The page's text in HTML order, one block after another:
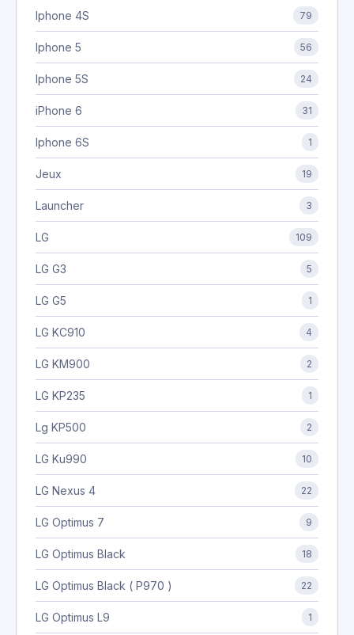
Iphone 4S 79
Iphone 5 56
Iphone 5S 24
iPhone 6 31
Iphone 6S 1
Jeux 19
Launcher 3
LG 109
LG G3 5
LG G5 1
LG KC910 4
LG KM900 2
LG KP235 1
Lg KP500 2
LG Ku990 10
LG Nexus 4 22
LG Optimus 7 9
LG Optimus Black 18
LG Optimus Black ( P970 ) 22
LG Optimus L9 1